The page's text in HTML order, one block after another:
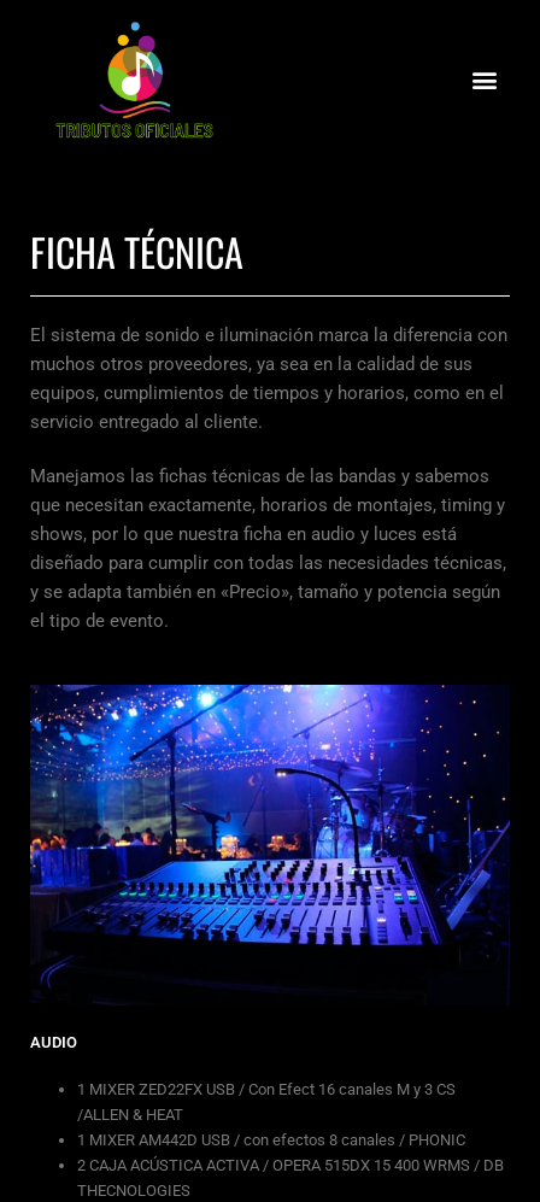
FICHA TÉCNICA
El sistema de sonido e iluminación marca la diferencia con
muchos otros proveedores, ya sea en la calidad de sus
equipos, cumplimientos de tiempos y horarios, como en el
servicio entregado al cliente.
Manejamos las fichas técnicas de las bandas y sabemos
que necesitan exactamente, horarios de montajes, timing y
shows, por lo que nuestra ficha en audio y luces está
diseñado para cumplir con todas las necesidades técnicas,
y se adapta también en «Precio», tamaño y potencia según
el tipo de evento.
AUDIO
1 MIXER ZED22FX USB / Con Efect 16 canales M y 3 CS
/ALLEN & HEAT
1 MIXER AM442D USB / con efectos 8 canales / PHONIC
2 CAJA ACÚSTICA ACTIVA / OPERA 515DX 15 400 WRMS / DB
THECNOLOGIES